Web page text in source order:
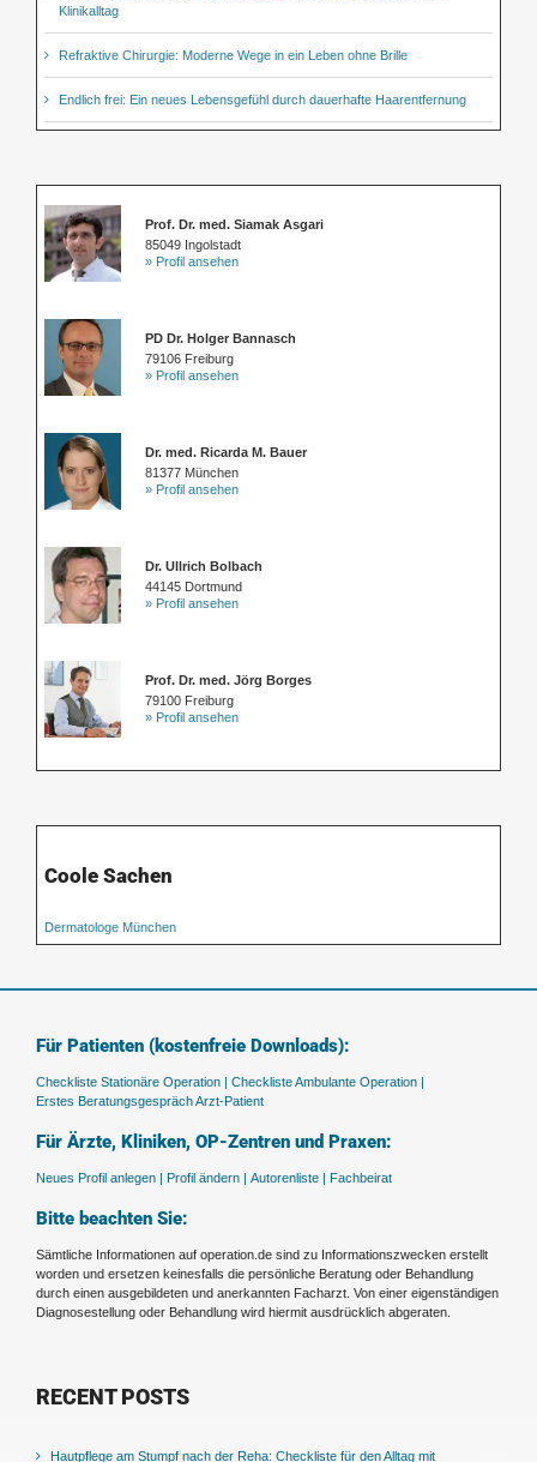
Klinikalltag
Refraktive Chirurgie: Moderne Wege in ein Leben ohne Brille
Endlich frei: Ein neues Lebensgefühl durch dauerhafte Haarentfernung
Prof. Dr. med. Siamak Asgari
85049 Ingolstadt
» Profil ansehen
PD Dr. Holger Bannasch
79106 Freiburg
» Profil ansehen
Dr. med. Ricarda M. Bauer
81377 München
» Profil ansehen
Dr. Ullrich Bolbach
44145 Dortmund
» Profil ansehen
Prof. Dr. med. Jörg Borges
79100 Freiburg
» Profil ansehen
Coole Sachen
Dermatologe München
Für Patienten (kostenfreie Downloads):
Checkliste Stationäre Operation |
Checkliste Ambulante Operation |
Erstes Beratungsgespräch Arzt-Patient
Für Ärzte, Kliniken, OP-Zentren und Praxen:
Neues Profil anlegen | Profil ändern | Autorenliste | Fachbeirat
Bitte beachten Sie:
Sämtliche Informationen auf operation.de sind zu Informationszwecken erstellt
worden und ersetzen keinesfalls die persönliche Beratung oder Behandlung
durch einen ausgebildeten und anerkannten Facharzt. Von einer eigenständigen
Diagnosestellung oder Behandlung wird hiermit ausdrücklich abgeraten.
RECENT POSTS
Hautpflege am Stumpf nach der Reha: Checkliste für den Alltag mit